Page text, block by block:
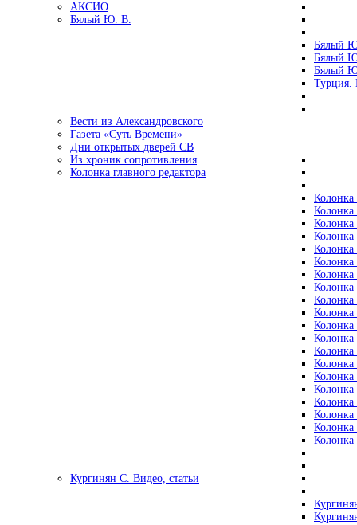
АКСИО
Бялый Ю. В.
Бялый
Бялый
Бялый
Турция.
Вести из Александровского
Газета «Суть Времени»
Дни открытых дверей СВ
Из хроник сопротивления
Колонка главного редактора
Колонка
Колонка
Колонка
Колонка
Колонка
Колонка
Колонка
Колонка
Колонка
Колонка
Колонка
Колонка
Колонка
Колонка
Колонка
Колонка
Колонка
Колонка
Колонка
Колонка
Кургинян С. Видео, статьи